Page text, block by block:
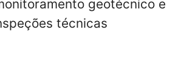
geotécnico e
técnicas